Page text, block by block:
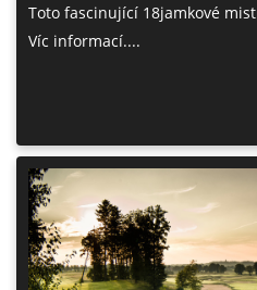
Toto fascinující 18jamkové
Víc informací....